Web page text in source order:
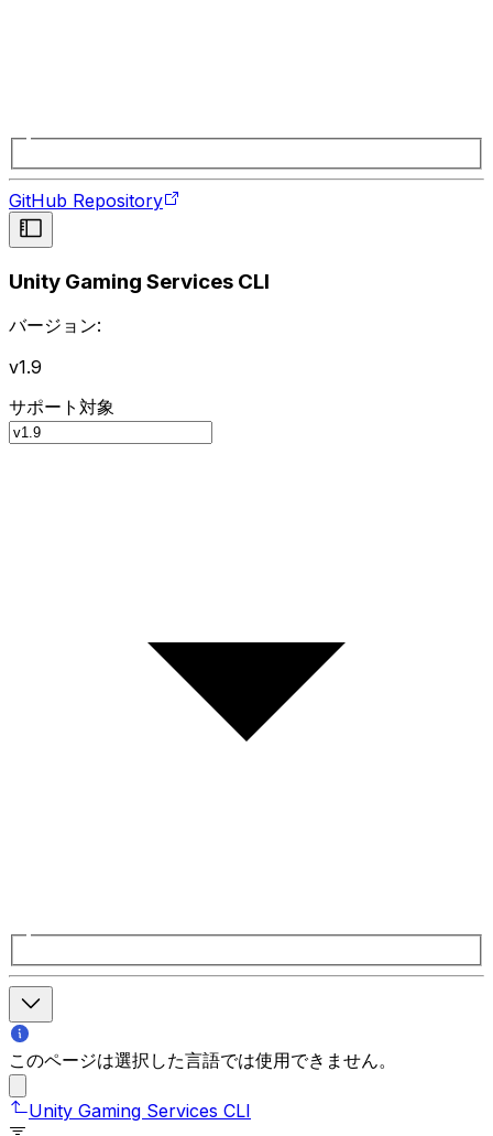
GitHub Repository
Unity Gaming Services CLI
バージョン:
v1.9
サポート対象
このページは選択した言語では使用できません。
Unity Gaming Services CLI